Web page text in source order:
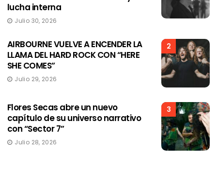
lucha interna
Julio 30, 2026
2
AIRBOURNE VUELVE A ENCENDER LA
LLAMA DEL HARD ROCK CON “HERE
SHE COMES”
Julio 29, 2026
3
Flores Secas abre un nuevo
capítulo de su universo narrativo
con “Sector 7”
Julio 28, 2026